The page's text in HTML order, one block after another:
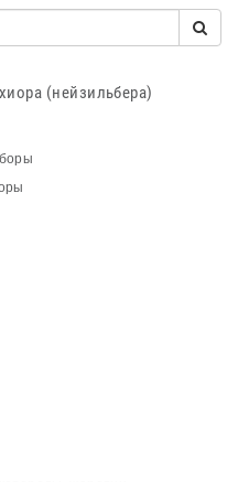
(нейзильбера)